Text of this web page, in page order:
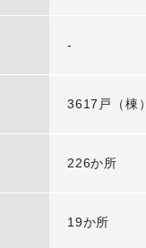
-
3617戸（棟）
226か所
19か所